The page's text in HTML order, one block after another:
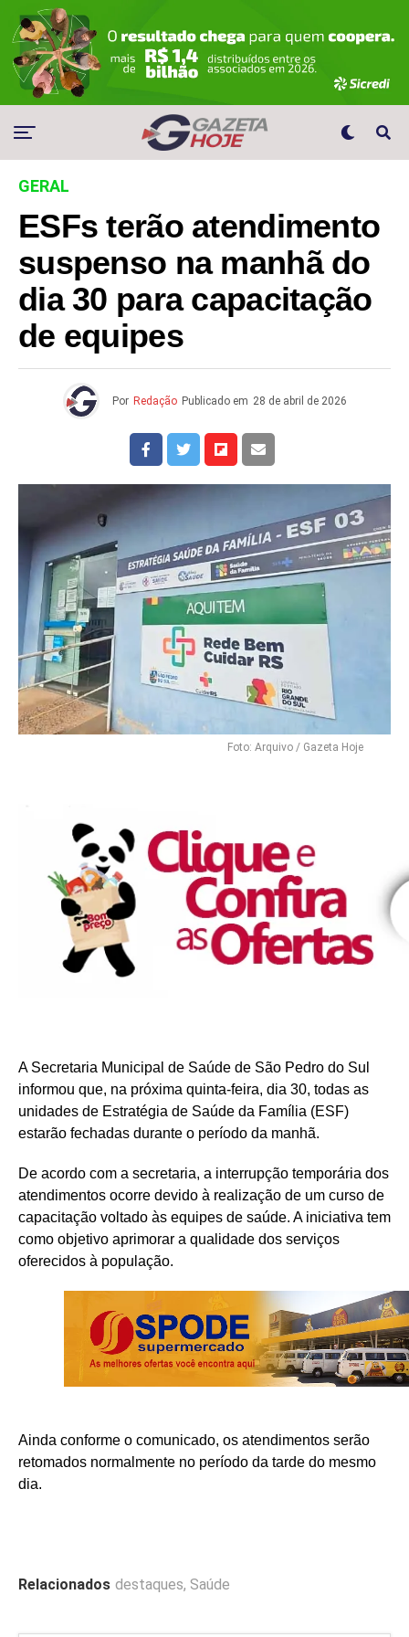
GERAL
ESFs terão atendimento
suspenso na manhã do
dia 30 para capacitação
de equipes
Por Redação Publicado em 28 de abril de 2026
Foto: Arquivo / Gazeta Hoje
A Secretaria Municipal de Saúde de São Pedro do Sul
informou que, na próxima quinta-feira, dia 30, todas as
unidades de Estratégia de Saúde da Família (ESF)
estarão fechadas durante o período da manhã.
De acordo com a secretaria, a interrupção temporária dos
atendimentos ocorre devido à realização de um curso de
capacitação voltado às equipes de saúde. A iniciativa tem
como objetivo aprimorar a qualidade dos serviços
oferecidos à população.
Ainda conforme o comunicado, os atendimentos serão
retomados normalmente no período da tarde do mesmo
dia.
Relacionados destaques, Saúde